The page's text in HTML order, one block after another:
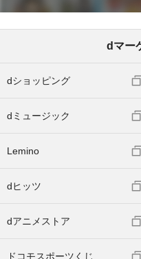
dマー
dショッピング
dミュージック
Lemino
dヒッツ
dアニメストア
ドコモスポーツくじ